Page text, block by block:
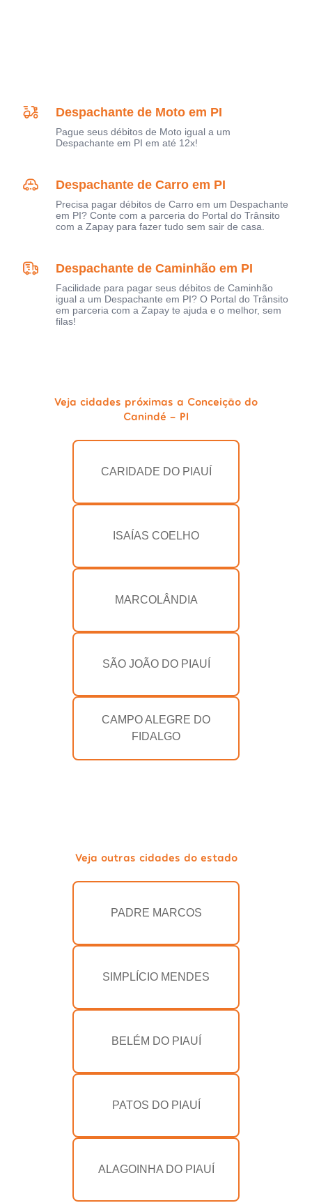
Despachante de Moto em PI
Pague seus débitos de Moto igual a um
Despachante em PI em até 12x!
Despachante de Carro em PI
Precisa pagar débitos de Carro em um Despachante
em PI? Conte com a parceria do Portal do Trânsito
com a Zapay para fazer tudo sem sair de casa.
Despachante de Caminhão em PI
Facilidade para pagar seus débitos de Caminhão
igual a um Despachante em PI? O Portal do Trânsito
em parceria com a Zapay te ajuda e o melhor, sem
filas!
Veja cidades próximas a Conceição do
Canindé - PI
CARIDADE DO PIAUÍ
ISAÍAS COELHO
MARCOLÂNDIA
SÃO JOÃO DO PIAUÍ
CAMPO ALEGRE DO
FIDALGO
Veja outras cidades do estado
PADRE MARCOS
SIMPLÍCIO MENDES
BELÉM DO PIAUÍ
PATOS DO PIAUÍ
ALAGOINHA DO PIAUÍ